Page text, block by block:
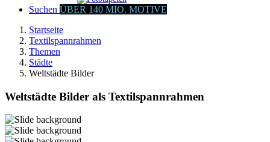
Suchen ÜBER 140 MIO. MOTIVE
Startseite
Textilspannrahmen
Themen
Städte
Weltstädte Bilder
Weltstädte Bilder als Textilspannrahmen